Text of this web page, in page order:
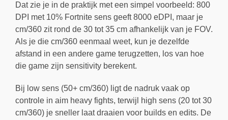
Dat zie je in de praktijk met een simpel voorbeeld: 800
DPI met 10% Fortnite sens geeft 8000 eDPI, maar je
cm/360 zit rond de 30 tot 35 cm afhankelijk van je FOV.
Als je die cm/360 eenmaal weet, kun je dezelfde
afstand in een andere game terugzetten, los van hoe
die game zijn sensitivity berekent.
Bij low sens (50+ cm/360) ligt de nadruk vaak op
controle in aim heavy fights, terwijl high sens (20 tot 30
cm/360) je sneller laat draaien voor builds en edits. De